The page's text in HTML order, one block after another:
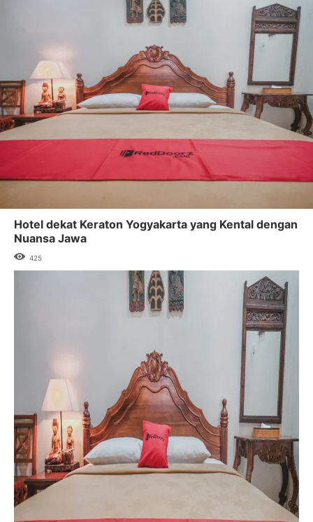
Hotel dekat Keraton Yogyakarta yang Kental dengan
Nuansa Jawa
425